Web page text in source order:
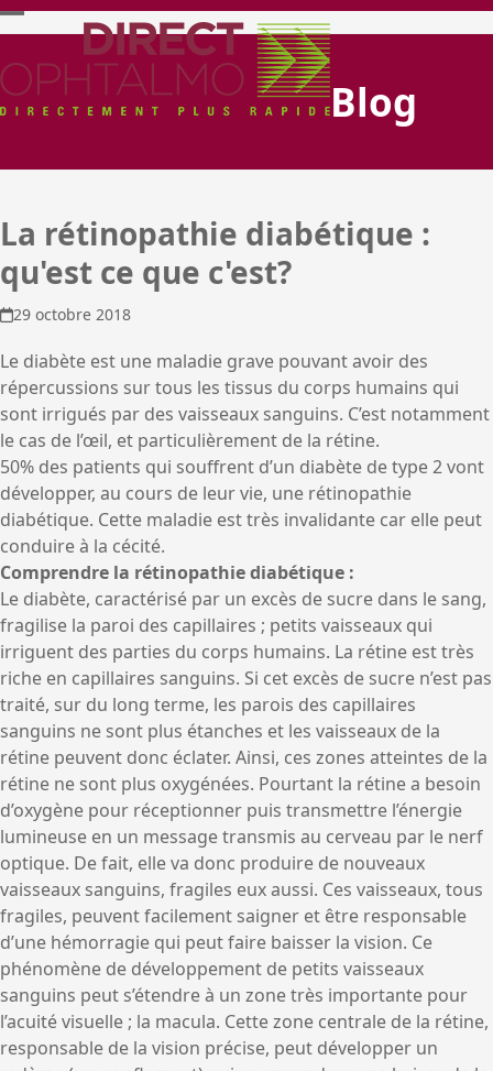
Skip
to
content
Open
mobile
menu
Close
mobile
menu
Blog
La rétinopathie diabétique :
qu'est ce que c'est?
29 octobre 2018
Le diabète est une maladie grave pouvant avoir des
répercussions sur tous les tissus du corps humains qui
sont irrigués par des vaisseaux sanguins. C’est notamment
le cas de l’œil, et particulièrement de la rétine.
50% des patients qui souffrent d’un diabète de type 2 vont
développer, au cours de leur vie, une rétinopathie
diabétique. Cette maladie est très invalidante car elle peut
conduire à la cécité.
Comprendre la rétinopathie diabétique :
Le diabète, caractérisé par un excès de sucre dans le sang,
fragilise la paroi des capillaires ; petits vaisseaux qui
irriguent des parties du corps humains. La rétine est très
riche en capillaires sanguins. Si cet excès de sucre n’est pas
traité, sur du long terme, les parois des capillaires
sanguins ne sont plus étanches et les vaisseaux de la
rétine peuvent donc éclater. Ainsi, ces zones atteintes de la
rétine ne sont plus oxygénées. Pourtant la rétine a besoin
d’oxygène pour réceptionner puis transmettre l’énergie
lumineuse en un message transmis au cerveau par le nerf
optique. De fait, elle va donc produire de nouveaux
vaisseaux sanguins, fragiles eux aussi. Ces vaisseaux, tous
fragiles, peuvent facilement saigner et être responsable
d’une hémorragie qui peut faire baisser la vision. Ce
phénomène de développement de petits vaisseaux
sanguins peut s’étendre à un zone très importante pour
l’acuité visuelle ; la macula. Cette zone centrale de la rétine,
responsable de la vision précise, peut développer un